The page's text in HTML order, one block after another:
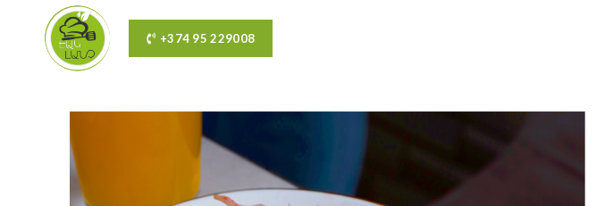
+374 95 229008